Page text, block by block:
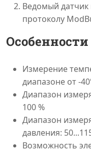
Ведомый датчик
протоколу
Особенности
Измерение
диапазоне от -
Диапазон
100 %
Диапазон
давления:
Возможность